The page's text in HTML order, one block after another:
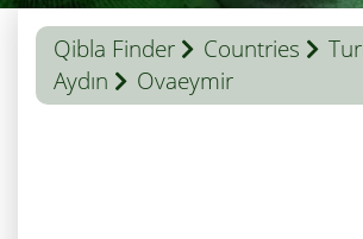
Qibla Finder Countries
Aydın
Ovaeymir